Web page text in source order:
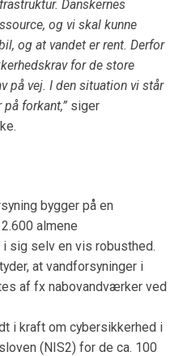
Danskernes
og vi skal kunne
og at vandet er rent. Derfor
for de store
på vej. I den situation vi står
forkant,” siger
bygger på en
almene
sig selv en vis robusthed.
at vandforsyninger i
af fx nabovandværker ved
i kraft om cybersikkerhed i
(NIS2) for de ca. 100